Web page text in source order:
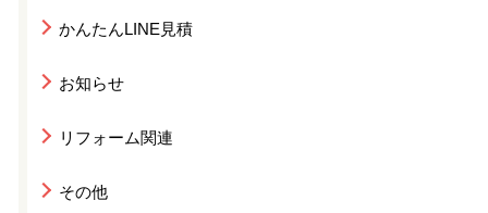
かんたんLINE見積
お知らせ
リフォーム関連
その他